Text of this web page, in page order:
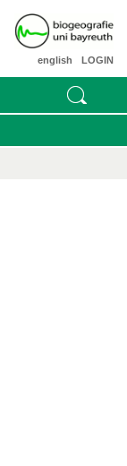
LOGIN
english